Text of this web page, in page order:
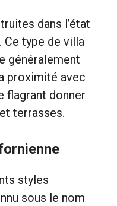
dans l’état
type de villa
généralement
proximité avec
flagrant donner
terrasses.
styles
sous le nom